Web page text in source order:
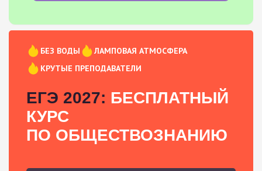
БЕЗ ВОДЫ
ЛАМПОВАЯ АТМОСФЕРА
КРУТЫЕ ПРЕПОДАВАТЕЛИ
ЕГЭ 2027: БЕСПЛАТНЫЙ
КУРС
ПО ОБЩЕСТВОЗНАНИЮ